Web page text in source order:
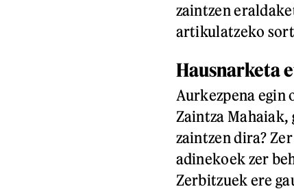
zaintzen
artikulatzeko
Hausnarketa
Aurkezpena egin
Zaintza
zaintzen dira?
adinekoek zer
Zerbitzuek ere